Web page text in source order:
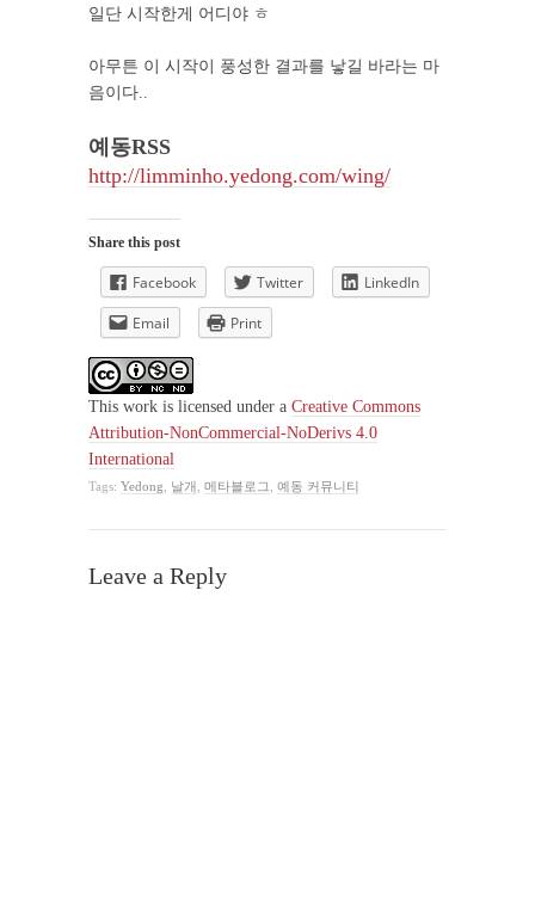
일단 시작한게 어디야 ㅎ
아무튼 이 시작이 풍성한 결과를 낳길 바라는 마
음이다..
예동RSS
http://limminho.yedong.com/wing/
Share this post
Facebook Twitter
LinkedIn
Email
Print
This work is licensed under a Creative Commons
Attribution-NonCommercial-NoDerivs 4.0
International
Tags: Yedong, 날개 , 메타블로그, 예동 커뮤니티
Leave a Reply